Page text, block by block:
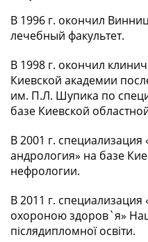
В 1996 г. окончил
лечебный факультет.
В 1998 г. окончил
Киевской академии
им. П.Л. Шупика по
базе Киевской
В 2001 г. специализация
андрология» на базе
нефрологии.
В 2011 г. специализация
охороною здоров`я»
післядипломної освіти.